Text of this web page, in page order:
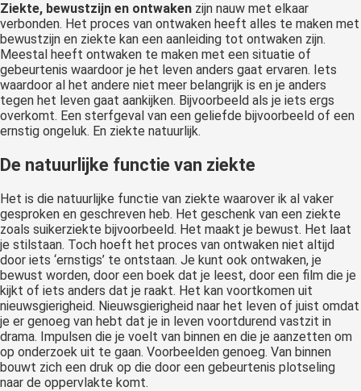
Ziekte, bewustzijn en ontwaken zijn nauw met elkaar
verbonden. Het proces van ontwaken heeft alles te maken met
bewustzijn en ziekte kan een aanleiding tot ontwaken zijn.
Meestal heeft ontwaken te maken met een situatie of
gebeurtenis waardoor je het leven anders gaat ervaren. Iets
waardoor al het andere niet meer belangrijk is en je anders
tegen het leven gaat aankijken. Bijvoorbeeld als je iets ergs
overkomt. Een sterfgeval van een geliefde bijvoorbeeld of een
ernstig ongeluk. En ziekte natuurlijk.
De natuurlijke functie van ziekte
Het is die natuurlijke functie van ziekte waarover ik al vaker
gesproken en geschreven heb. Het geschenk van een ziekte
zoals suikerziekte bijvoorbeeld. Het maakt je bewust. Het laat
je stilstaan. Toch hoeft het proces van ontwaken niet altijd
door iets ‘ernstigs’ te ontstaan. Je kunt ook ontwaken, je
bewust worden, door een boek dat je leest, door een film die je
kijkt of iets anders dat je raakt. Het kan voortkomen uit
nieuwsgierigheid. Nieuwsgierigheid naar het leven of juist omdat
je er genoeg van hebt dat je in leven voortdurend vastzit in
drama. Impulsen die je voelt van binnen en die je aanzetten om
op onderzoek uit te gaan. Voorbeelden genoeg. Van binnen
bouwt zich een druk op die door een gebeurtenis plotseling
naar de oppervlakte komt.